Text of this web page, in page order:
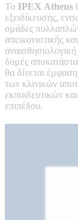
Το IPEX Athens
εξειδίκευσης,
ομάδες
απεικονιστικής
δομές
θα δίνεται
των κλινικών
εκπαιδευτικών
επιπέδου.